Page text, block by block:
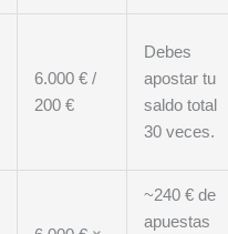
6.000 € /
200 €
Debes
apostar tu
saldo total
30 veces.
~240 € de
apuestas